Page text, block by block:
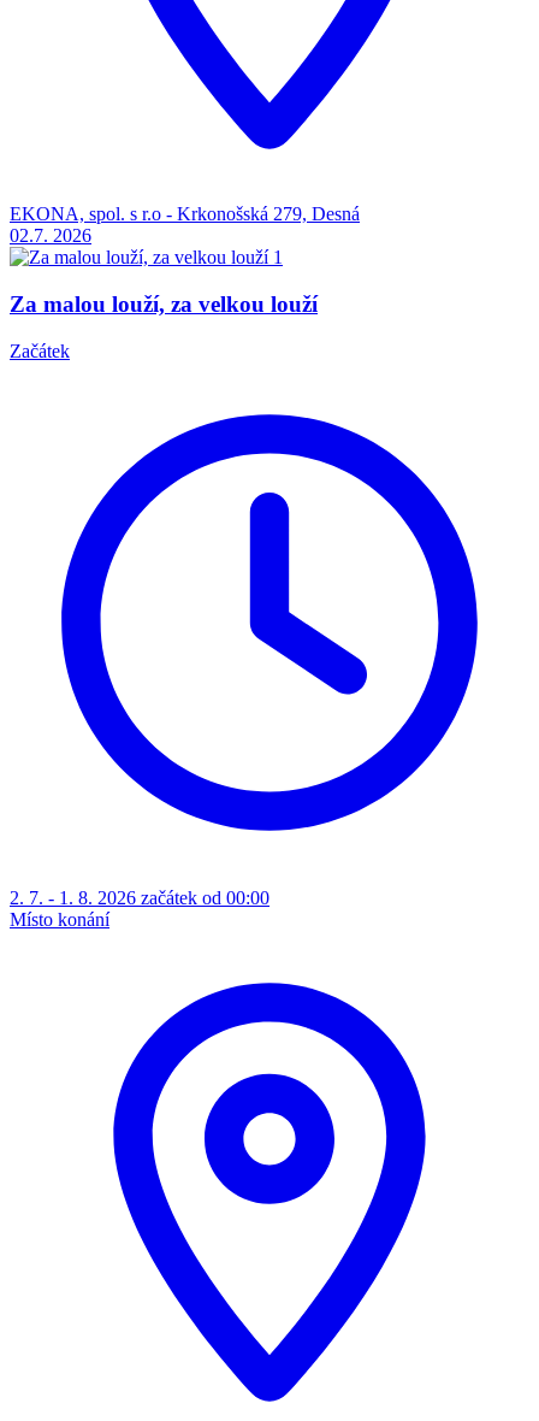
EKONA, spol. s r.o - Krkonošská 279, Desná
02.7. 2026
Za malou louží, za velkou louží
Začátek
2. 7. - 1. 8. 2026 začátek od 00:00
Místo konání